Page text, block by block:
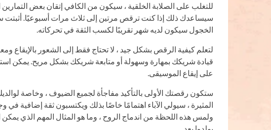
للتغلب على الصلابة الخلقية ، سيكون من الكافي إتقان بعض
سيساعدك ذلك إذا كنت ترقص مرتين إلى ثلاث مرات أسبوعيًا.
الخجول سيكون لديه شهر تقريبًا لكسب الثقة في تحركاته.
لتعلم كيفية الرقص بشكل جيد ، لا تحتاج فقط إلى الشعور بالإيقاع
قيادة شريكك بمهارة وسهولة أو متابعة شريكك بشكل مريح. يمكن
على إيقاع الموسيقى.
ستكون رقصتك الأولى بالتأكيد مفاجأة لجميع الضيوف ، وخاصة
المثيرة ، سيولي الآباء اهتمامًا خاصًا بذلك ويكتسبون ثقة إضافية
ولمس هذه اللحظة من اندماج الروح ، وما هو المثال المهم الذي يمكن